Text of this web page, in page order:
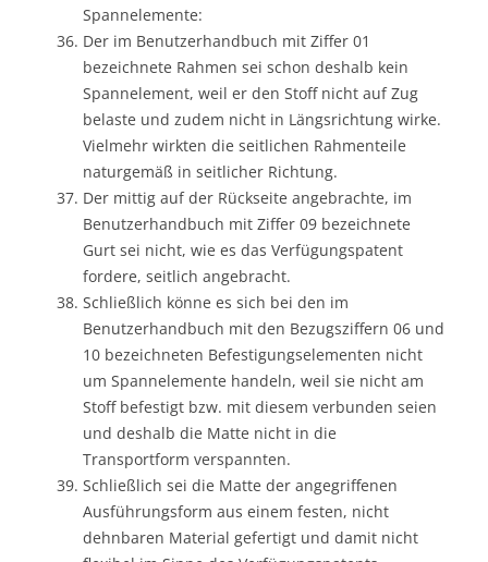
Spannelemente:
Der im Benutzerhandbuch mit Ziffer 01
bezeichnete Rahmen sei schon deshalb kein
Spannelement, weil er den Stoff nicht auf Zug
belaste und zudem nicht in Längsrichtung wirke.
Vielmehr wirkten die seitlichen Rahmenteile
naturgemäß in seitlicher Richtung.
Der mittig auf der Rückseite angebrachte, im
Benutzerhandbuch mit Ziffer 09 bezeichnete
Gurt sei nicht, wie es das Verfügungspatent
fordere, seitlich angebracht.
Schließlich könne es sich bei den im
Benutzerhandbuch mit den Bezugsziffern 06 und
10 bezeichneten Befestigungselementen nicht
um Spannelemente handeln, weil sie nicht am
Stoff befestigt bzw. mit diesem verbunden seien
und deshalb die Matte nicht in die
Transportform verspannten.
Schließlich sei die Matte der angegriffenen
Ausführungsform aus einem festen, nicht
dehnbaren Material gefertigt und damit nicht